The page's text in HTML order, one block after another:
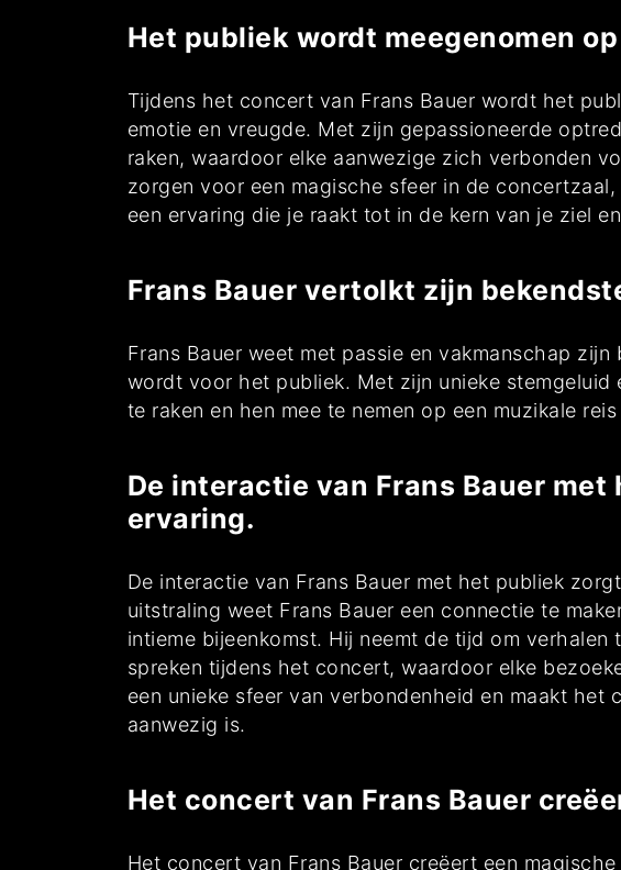
Het publiek wordt meegenomen
Tijdens het concert van Frans Bauer wordt het
emotie en vreugde. Met zijn gepassioneerde
raken, waardoor elke aanwezige zich verbonden
zorgen voor een magische sfeer in de
een ervaring die je raakt tot in de kern van je ziel
Frans Bauer vertolkt zijn
Frans Bauer weet met passie en vakmanschap
wordt voor het publiek. Met zijn unieke
te raken en hen mee te nemen op een muzikale
De interactie van Frans Bauer
ervaring.
De interactie van Frans Bauer met het publiek
uitstraling weet Frans Bauer een connectie te
intieme bijeenkomst. Hij neemt de tijd om
spreken tijdens het concert, waardoor elke
een unieke sfeer van verbondenheid en maakt
aanwezig is.
Het concert van Frans Bauer
Het concert van Frans Bauer creëert een